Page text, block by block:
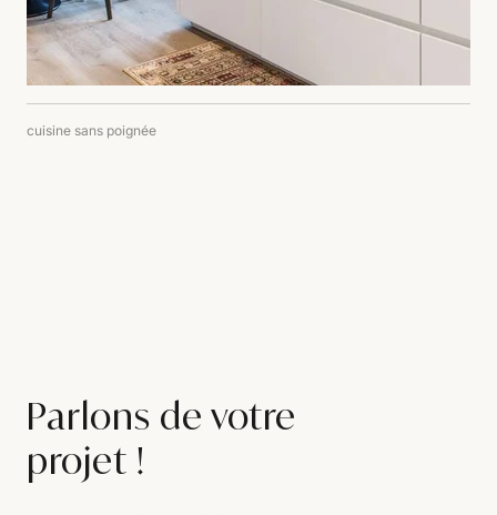
cuisine sans poignée
Parlons de votre
projet !